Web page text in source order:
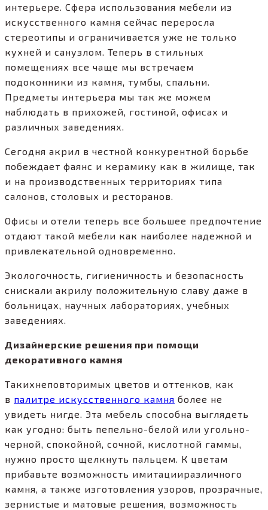
интерьере. Сфера использования мебели из
искусственного камня сейчас переросла
стереотипы и ограничивается уже не только
кухней и санузлом. Теперь в стильных
помещениях все чаще мы встречаем
подоконники из камня, тумбы, спальни.
Предметы интерьера мы так же можем
наблюдать в прихожей, гостиной, офисах и
различных заведениях.
Сегодня акрил в честной конкурентной борьбе
побеждает фаянс и керамику как в жилище, так
и на производственных территориях типа
салонов, столовых и ресторанов.
Офисы и отели теперь все большее предпочтение
отдают такой мебели как наиболее надежной и
привлекательной одновременно.
Экологочность, гигиеничность и безопасность
снискали акрилу положительную славу даже в
больницах, научных лабораториях, учебных
заведениях.
Дизайнерские решения при помощи
декоративного камня
Такихнеповторимых цветов и оттенков, как
в палитре искусственного камня более не
увидеть нигде. Эта мебель способна выглядеть
как угодно: быть пепельно-белой или угольно-
черной, спокойной, сочной, кислотной гаммы,
нужно просто щелкнуть пальцем. К цветам
прибавьте возможность имитацииразличного
камня, а также изготовления узоров, прозрачные,
зернистые и матовые решения, возможность